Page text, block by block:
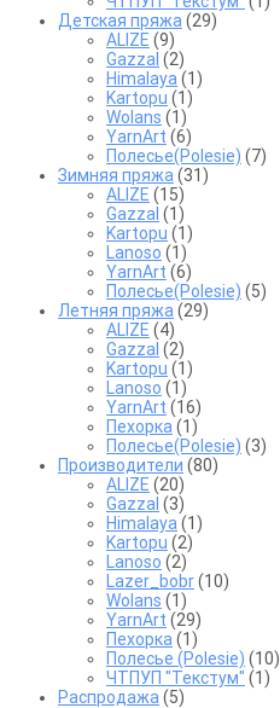
Детская пряжа (29)
ALIZE (9)
Gazzal (2)
Himalaya (1)
Kartopu (1)
Wolans (1)
YarnArt (6)
Полесье(Polesie) (7)
Зимняя пряжа (31)
ALIZE (15)
Gazzal (1)
Kartopu (1)
Lanoso (1)
YarnArt (6)
Полесье(Polesie) (5)
Летняя пряжа (29)
ALIZE (4)
Gazzal (2)
Kartopu (1)
Lanoso (1)
YarnArt (16)
Пехорка (1)
Полесье(Polesie) (3)
Производители (80)
ALIZE (20)
Gazzal (3)
Himalaya (1)
Kartopu (2)
Lanoso (2)
Lazer_bobr(10)
Wolans (1)
YarnArt (29)
Пехорка (1)
Полесье (Polesie) (10)
ЧТПУП "Текстум" (1)
Распродажа (5)